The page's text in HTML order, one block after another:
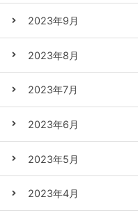
2023年9月
2023年8月
2023年7月
2023年6月
2023年5月
2023年4月